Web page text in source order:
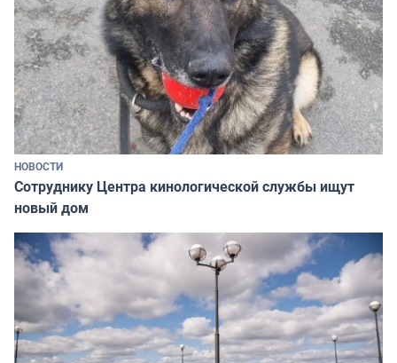
НОВОСТИ
Сотруднику Центра кинологической службы ищут
новый дом